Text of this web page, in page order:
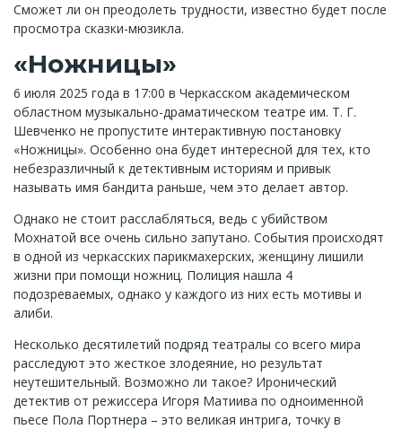
Сможет ли он преодолеть трудности, известно будет после
просмотра сказки-мюзикла.
«Ножницы»
6 июля 2025 года в 17:00 в Черкасском академическом
областном музыкально-драматическом театре им. Т. Г.
Шевченко не пропустите интерактивную постановку
«Ножницы». Особенно она будет интересной для тех, кто
небезразличный к детективным историям и привык
называть имя бандита раньше, чем это делает автор.
Однако не стоит расслабляться, ведь с убийством
Мохнатой все очень сильно запутано. События происходят
в одной из черкасских парикмахерских, женщину лишили
жизни при помощи ножниц. Полиция нашла 4
подозреваемых, однако у каждого из них есть мотивы и
алиби.
Несколько десятилетий подряд театралы со всего мира
расследуют это жесткое злодеяние, но результат
неутешительный. Возможно ли такое? Иронический
детектив от режиссера Игоря Матиива по одноименной
пьесе Пола Портнера – это великая интрига, точку в